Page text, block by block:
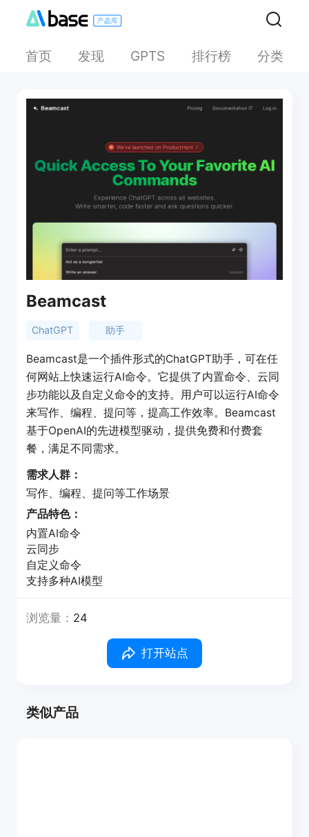
首页 发现 GPTS 排行榜 分类
Beamcast
ChatGPT 助手
Beamcast是一个插件形式的ChatGPT助手，可在任
何网站上快速运行AI命令。它提供了内置命令、云同
步功能以及自定义命令的支持。用户可以运行AI命令
来写作、编程、提问等，提高工作效率。Beamcast
基于OpenAI的先进模型驱动，提供免费和付费套
餐，满足不同需求。
需求人群：
写作、编程、提问等工作场景
产品特色：
内置AI命令
云同步
自定义命令
支持多种AI模型
浏览量： 24
打开站点
类似产品